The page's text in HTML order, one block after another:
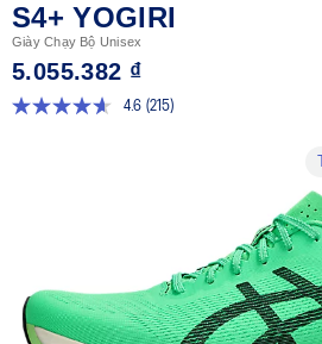
S4+ YOGIRI
Giày Chạy Bộ Unisex
5.055.382 ₫
4.6 Đọc
(215)